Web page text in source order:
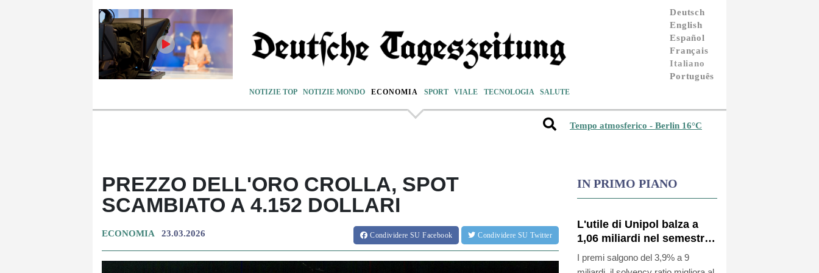
Deutsch
English
Español
Français
Italiano
Português
NOTIZIE TOP NOTIZIE MONDO ECONOMIA SPORT VIALE TECNOLOGIA SALUTE
Tempo atmosferico - Berlin 16°C
PREZZO DELL'ORO CROLLA, SPOT
SCAMBIATO A 4.152 DOLLARI
ECONOMIA 23.03.2026 Condividere SU Facebook Condividere SU Twitter
IN PRIMO PIANO
L'utile di Unipol balza a
1,06 miliardi nel semestre
(+42%)
I premi salgono del 3,9% a 9